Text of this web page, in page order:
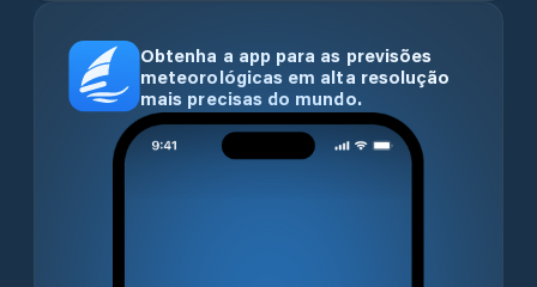
Obtenha a app para as previsões
meteorológicas em alta resolução
mais precisas do mundo.